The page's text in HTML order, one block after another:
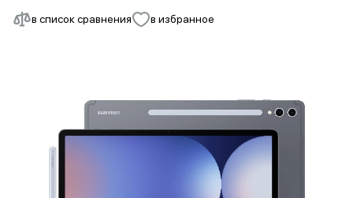
в список сравнения в избранное